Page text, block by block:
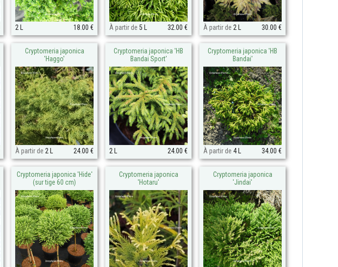
2 L 18.00 € À partir de 5 L 32.00 € À partir de 2 L 30.00 €
Cryptomeria japonica
'Haggo'
À partir de 2 L 24.00 €
Cryptomeria japonica 'HB
Bandai Sport'
2 L 24.00 €
Cryptomeria japonica 'HB
Bandai'
À partir de 4 L 34.00 €
Cryptomeria japonica 'Hide'
(sur tige 60 cm)
Cryptomeria japonica
'Hotaru'
Cryptomeria japonica
'Jindai'